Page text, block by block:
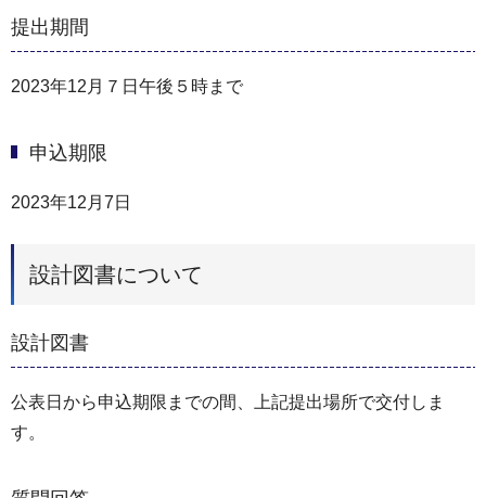
提出期間
2023年12月７日午後５時まで
申込期限
2023年12月7日
設計図書について
設計図書
公表日から申込期限までの間、上記提出場所で交付しま
す。